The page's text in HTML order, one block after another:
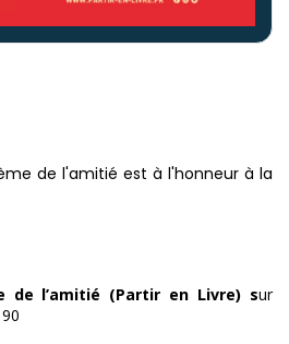
de l'amitié est à l'honneur à la
l’amitié (Partir en Livre) sur